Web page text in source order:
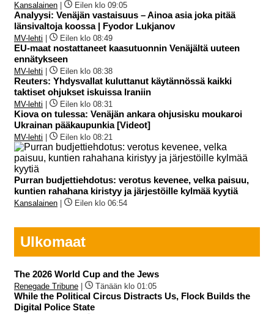
Kansalainen Eilen klo 09:05
Analyysi: Venäjän vastaisuus – Ainoa asia joka pitää
länsivaltoja koossa | Fyodor Lukjanov
MV-lehti Eilen klo 08:49
EU-maat nostattaneet kaasutuonnin Venäjältä uuteen
ennätykseen
MV-lehti Eilen klo 08:38
Reuters: Yhdysvallat kuluttanut käytännössä kaikki
taktiset ohjukset iskuissa Iraniin
MV-lehti Eilen klo 08:31
Kiova on tulessa: Venäjän ankara ohjusisku moukaroi
Ukrainan pääkaupunkia [Videot]
MV-lehti Eilen klo 08:21
Purran budjettiehdotus: verotus kevenee, velka paisuu,
kuntien rahahana kiristyy ja järjestöille kylmää kyytiä
Kansalainen Eilen klo 06:54
Ulkomaat
The 2026 World Cup and the Jews
Renegade Tribune Tänään klo 01:05
While the Political Circus Distracts Us, Flock Builds the
Digital Police State